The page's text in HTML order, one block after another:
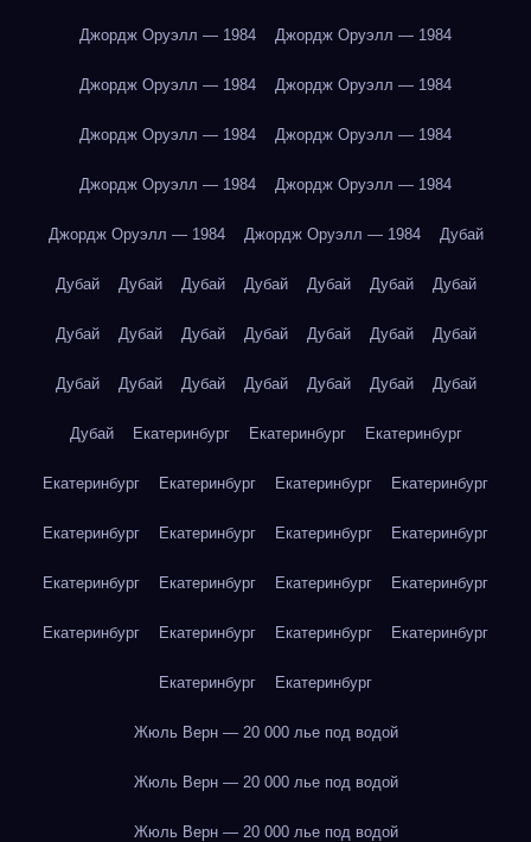
Джордж Оруэлл — 1984 Джордж Оруэлл — 1984
Джордж Оруэлл — 1984 Джордж Оруэлл — 1984
Джордж Оруэлл — 1984 Джордж Оруэлл — 1984
Джордж Оруэлл — 1984 Джордж Оруэлл — 1984
Джордж Оруэлл — 1984 Джордж Оруэлл — 1984 Дубай
Дубай Дубай Дубай Дубай Дубай Дубай Дубай
Дубай Дубай Дубай Дубай Дубай Дубай Дубай
Дубай Дубай Дубай Дубай Дубай Дубай Дубай
Дубай Екатеринбург Екатеринбург Екатеринбург
Екатеринбург Екатеринбург Екатеринбург Екатеринбург
Екатеринбург Екатеринбург Екатеринбург Екатеринбург
Екатеринбург Екатеринбург Екатеринбург Екатеринбург
Екатеринбург Екатеринбург Екатеринбург Екатеринбург
Екатеринбург Екатеринбург
Жюль Верн — 20 000 лье под водой
Жюль Верн — 20 000 лье под водой
Жюль Верн — 20 000 лье под водой